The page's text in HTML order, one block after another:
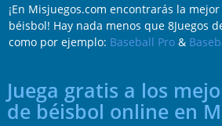
¡En Misjuegos.com encontrarás la
béisbol! Hay nada menos que 8Juegos
como por ejemplo: Baseball Pro&
Juega gratis a los
de béisbol online en